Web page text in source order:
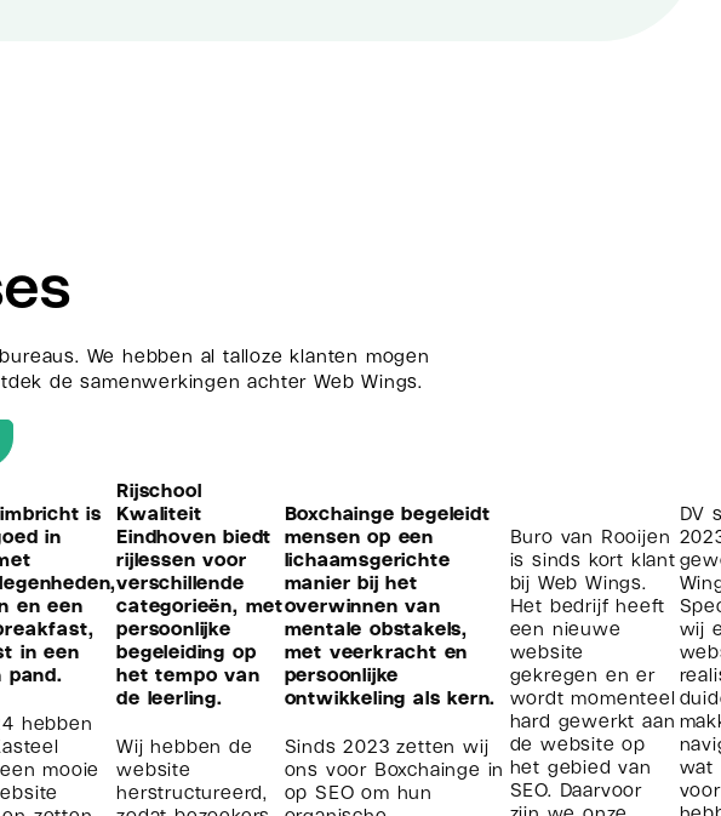
We hebben al talloze klanten mogen
de samenwerkingen achter Web Wings.
is
in
en een
in een
pand.
hebben
mooie
Rijschool
Kwaliteit
Eindhoven biedt
rijlessen voor
verschillende
categorieën, met
persoonlijke
begeleiding op
het tempo van
de leerling.
Wij hebben de
website
herstructureerd,
Boxchainge begeleidt
mensen op een
lichaamsgerichte
manier bij het
overwinnen van
mentale obstakels,
met veerkracht en
persoonlijke
ontwikkeling als kern.
Sinds 2023 zetten wij
ons voor Boxchainge in
op SEO om hun
Buro van Rooijen
is sinds kort klant
bij Web Wings.
Het bedrijf heeft
een nieuwe
website
gekregen en er
wordt momenteel
hard gewerkt aan
de website op
het gebied van
SEO. Daarvoor
DV
wij
wat